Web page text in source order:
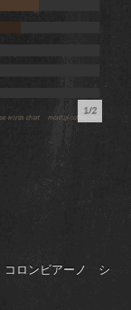
1/2
ロンビアーノ シ